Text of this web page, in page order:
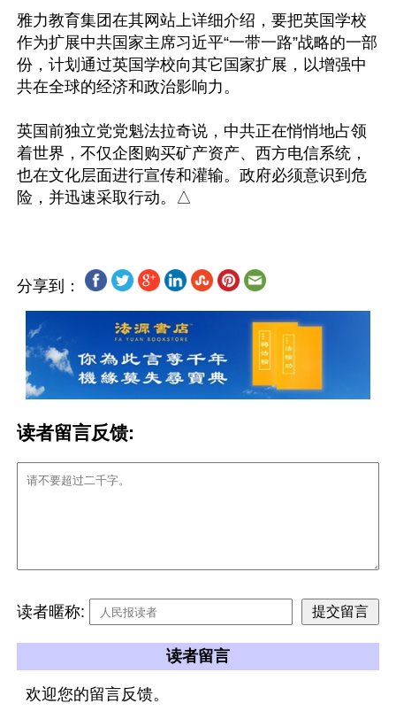
雅力教育集团在其网站上详细介绍，要把英国学校
作为扩展中共国家主席习近平“一带一路”战略的一部
份，计划通过英国学校向其它国家扩展，以增强中
共在全球的经济和政治影响力。
英国前独立党党魁法拉奇说，中共正在悄悄地占领
着世界，不仅企图购买矿产资产、西方电信系统，
也在文化层面进行宣传和灌输。政府必须意识到危
分享到：
读者留言反馈:
读者暱称:
读者留言
欢迎您的留言反馈。